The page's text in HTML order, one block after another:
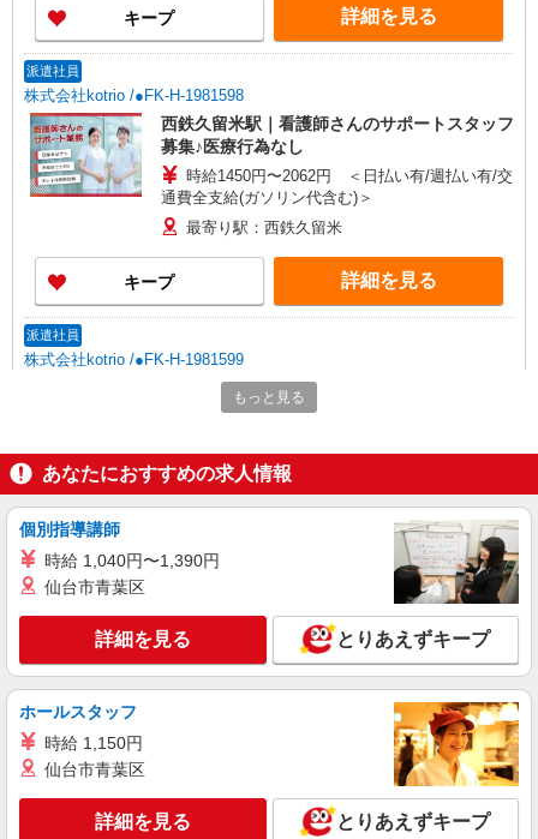
キープ 詳細を見る
派遣社員
株式会社kotrio /●FK-H-1981598
西鉄久留米駅｜看護師さんのサポートスタッフ
募集♪医療行為なし
時給1450円〜2062円 ＜日払い有/週払い有/交
通費全支給(ガソリン代含む)＞
最寄り駅：西鉄久留米
キープ 詳細を見る
派遣社員
株式会社kotrio /●FK-H-1981599
花畑駅｜看護師さんのサポートスタッフ募集♪
医療行為なし
通費全支給(ガソリン代含む)＞
久留米市花畑
詳細を見る
アルバイト パート
日研トータルソーシング株式会社 メディカルケア事業部/博多オフィ
ス【看護助手】
看護助手（ナースエイド）
時給1,300円 ★週払いOK（規定あり） ※給与
福岡県久留米市 【最寄駅】三潴駅
キープ 詳細を見る
もっと見る
あなたにおすすめの求人情報
個別指導講師
時給 1,040円〜1,390円
仙台市青葉区
詳細を見る とりあえずキープ
ホールスタッフ
時給 1,150円
仙台市青葉区
詳細を見る とりあえずキープ